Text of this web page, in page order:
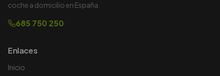
coche a domicilio en España.
685 750 250
Enlaces
Inicio